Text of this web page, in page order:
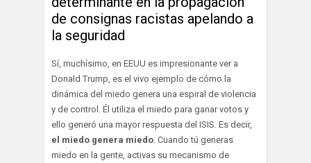
de consignas racistas apelando a
la seguridad
Sí, muchísimo, en EEUU es impresionante ver a
Donald Trump, es el vivo ejemplo de cómo la
dinámica del miedo genera una espiral de violencia
y de control. Él utiliza el miedo para ganar votos y
ello generó una mayor respuesta del ISIS. Es decir,
el miedo genera miedo . Cuando tú generas
miedo en la gente, activas su mecanismo de